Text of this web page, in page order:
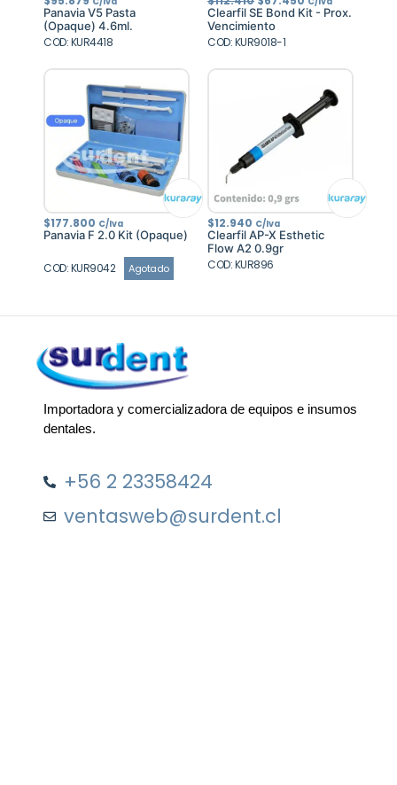
Panavia V5 Pasta
(Opaque) 4.6ml.
COD: KUR4418
precio
original
era:
$112.410.
precio
actual
Clearfil SE Bond Kit - Prox.
Vencimiento
COD: KUR9018-1
$177.800 C/Iva
Panavia F 2.0 Kit (Opaque)
COD: KUR9042 Agotado
$12.940 C/Iva
Clearfil AP-X Esthetic
Flow A2 0.9gr
COD: KUR896
Importadora y comercializadora de equipos e insumos
dentales.
+56 2 23358424
ventasweb@surdent.cl